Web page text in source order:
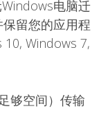
电脑迁
留您的应用程
Windows 7,
够空间）传输